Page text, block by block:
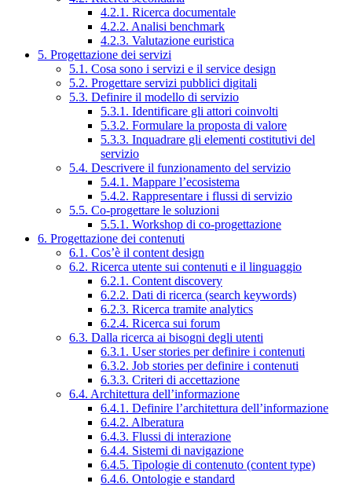
4.2.1. Ricerca documentale
4.2.2. Analisi benchmark
4.2.3. Valutazione euristica
5. Progettazione dei servizi
5.1. Cosa sono i servizi e il service design
5.2. Progettare servizi pubblici digitali
5.3. Definire il modello di servizio
5.3.1. Identificare gli attori coinvolti
5.3.2. Formulare la proposta di valore
5.3.3. Inquadrare gli elementi costitutivi del
servizio
5.4. Descrivere il funzionamento del servizio
5.4.1. Mappare l’ecosistema
5.4.2. Rappresentare i flussi di servizio
5.5. Co-progettare le soluzioni
5.5.1. Workshop di co-progettazione
6. Progettazione dei contenuti
6.1. Cos’è il content design
6.2. Ricerca utente sui contenuti e il linguaggio
6.2.1. Content discovery
6.2.2. Dati di ricerca (search keywords)
6.2.3. Ricerca tramite analytics
6.2.4. Ricerca sui forum
6.3. Dalla ricerca ai bisogni degli utenti
6.3.1. User stories per definire i contenuti
6.3.2. Job stories per definire i contenuti
6.3.3. Criteri di accettazione
6.4. Architettura dell’informazione
6.4.1. Definire l’architettura dell’informazione
6.4.2. Alberatura
6.4.3. Flussi di interazione
6.4.4. Sistemi di navigazione
6.4.5. Tipologie di contenuto (content type)
6.4.6. Ontologie e standard